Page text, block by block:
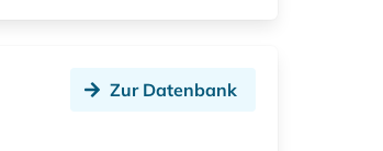
Zur Datenbank